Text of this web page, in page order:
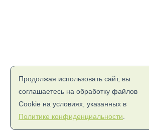
Продолжая использовать сайт, вы
соглашаетесь на обработку файлов
Cookie на условиях, указанных в
Политике конфиденциальности